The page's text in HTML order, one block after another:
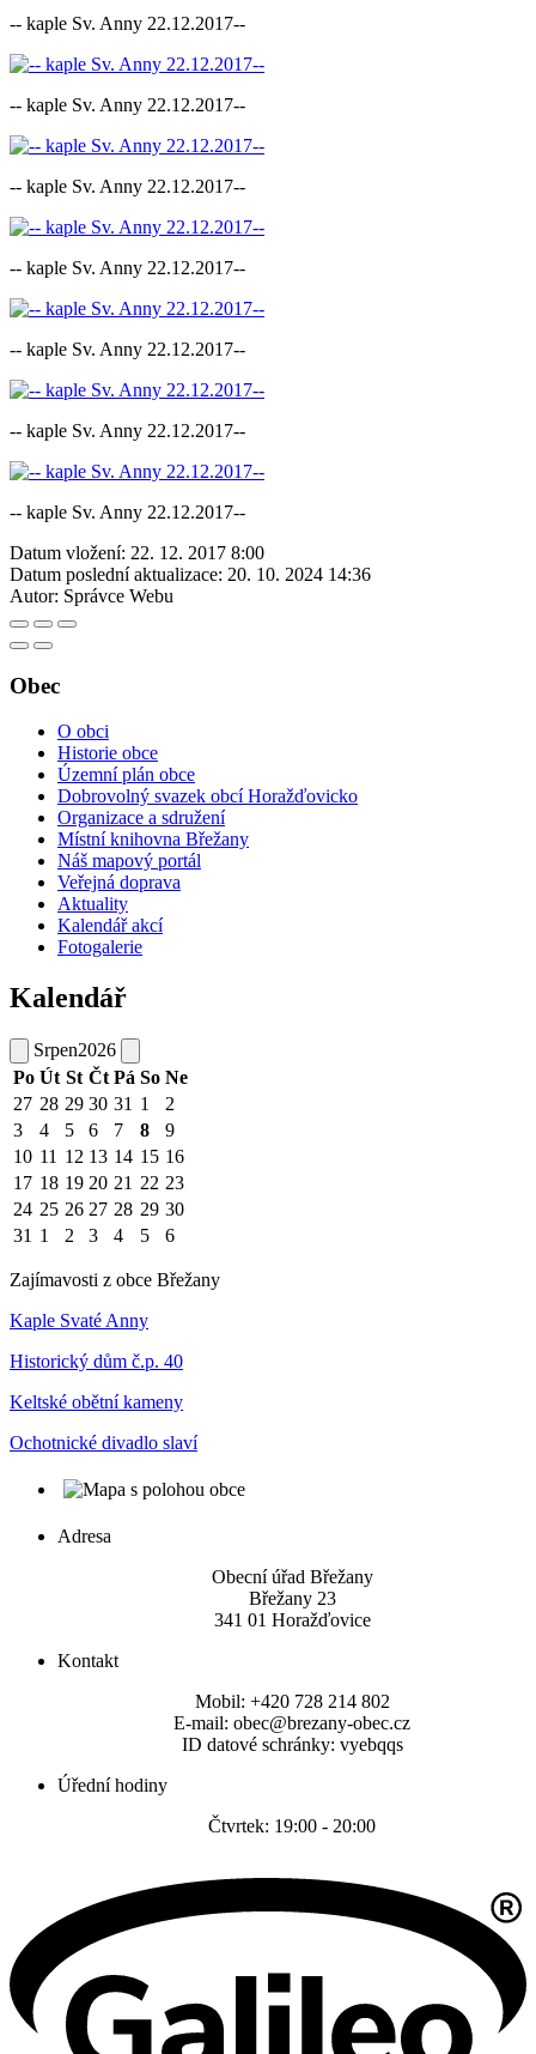
-- kaple Sv. Anny 22.12.2017--
-- kaple Sv. Anny 22.12.2017--
-- kaple Sv. Anny 22.12.2017--
-- kaple Sv. Anny 22.12.2017--
-- kaple Sv. Anny 22.12.2017--
-- kaple Sv. Anny 22.12.2017--
-- kaple Sv. Anny 22.12.2017--
Datum vložení: 22. 12. 2017 8:00
Datum poslední aktualizace: 20. 10. 2024 14:36
Autor: Správce Webu
Obec
O obci
Historie obce
Územní plán obce
Dobrovolný svazek obcí Horažďovicko
Organizace a sdružení
Místní knihovna Břežany
Náš mapový portál
Veřejná doprava
Aktuality
Kalendář akcí
Fotogalerie
Kalendář
Srpen2026
Po Út St Čt Pá So Ne
27 28 29 30 31 1
2
3
4 5 6 7 8
9
10 11 12 13 14 15 16
17 18 19 20 21 22 23
24 25 26 27 28 29 30
31 1 2 3 4 5 6
Zajímavosti z obce Břežany
Kaple Svaté Anny
Historický dům č.p. 40
Keltské obětní kameny
Ochotnické divadlo slaví
Adresa
Obecní úřad Břežany
Břežany 23
341 01 Horažďovice
Kontakt
Mobil: +420 728 214 802
E-mail: obec@brezany-obec.cz
ID datové schránky: vyebqqs
Úřední hodiny
Čtvrtek: 19:00 - 20:00